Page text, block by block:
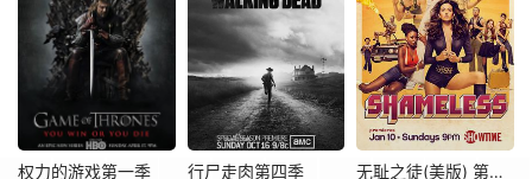
权力的游戏第一季 行尸走肉第四季 无耻之徒(美版) 第六季